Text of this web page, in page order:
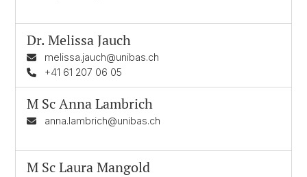
Dr.Melissa Jauch
melissa.jauch@unibas.ch
+41 61 207 06 05
M ScAnna Lambrich
anna.lambrich@unibas.ch
M ScLaura Mangold